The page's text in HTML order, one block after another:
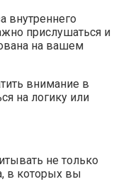
внутреннего
прислушаться и
на вашем
внимание в
на логику или
не только
в которых вы